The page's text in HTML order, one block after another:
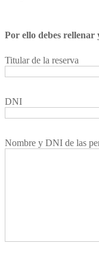
Por ello debes
Titular de la reserva
DNI
Nombre y DNI de las